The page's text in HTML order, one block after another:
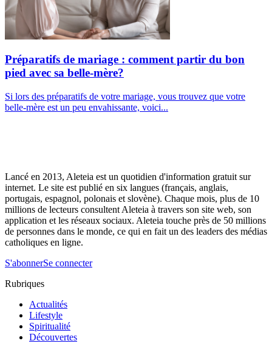
Préparatifs de mariage : comment partir du bon
pied avec sa belle-mère?
Si lors des préparatifs de votre mariage, vous trouvez que votre
belle-mère est un peu envahissante, voici...
Lancé en 2013, Aleteia est un quotidien d'information gratuit sur
internet. Le site est publié en six langues (français, anglais,
portugais, espagnol, polonais et slovène). Chaque mois, plus de 10
millions de lecteurs consultent Aleteia à travers son site web, son
application et les réseaux sociaux. Aleteia touche près de 50 millions
de personnes dans le monde, ce qui en fait un des leaders des médias
catholiques en ligne.
S'abonnerSe connecter
Rubriques
Actualités
Lifestyle
Spiritualité
Découvertes